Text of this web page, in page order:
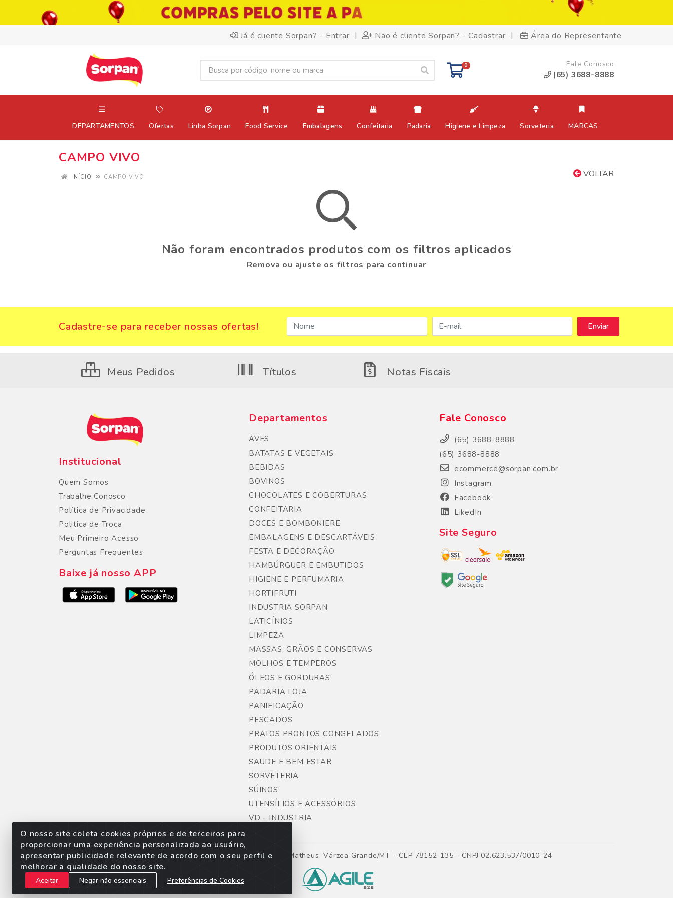
Já é cliente Sorpan? - Entrar | Não é cliente Sorpan? - Cadastrar | Área do Representante
0 Fale Conosco
(65) 3688-8888
DEPARTAMENTOS Ofertas Linha Sorpan Food Service Embalagens Confeitaria Padaria Higiene e Limpeza Sorveteria MARCAS
CAMPO VIVO
VOLTAR
INÍCIO CAMPO VIVO
Não foram encontrados produtos com os filtros aplicados
Remova ou ajuste os filtros para continuar
O nosso site coleta cookies próprios e de terceiros para
proporcionar uma experiência personalizada ao usuário,
apresentar publicidade relevante de acordo com o seu perfil e
melhorar a qualidade do nosso site.
Aceitar Negar não essenciais Preferências de Cookies
Cadastre-se para receber nossas ofertas!
Meus Pedidos Títulos Notas Fiscais
Institucional
Quem Somos
Trabalhe Conosco
Política de Privacidade
Politica de Troca
Meu Primeiro Acesso
Perguntas Frequentes
Baixe já nosso APP
Departamentos
AVES
BATATAS E VEGETAIS
BEBIDAS
BOVINOS
CHOCOLATES E COBERTURAS
CONFEITARIA
DOCES E BOMBONIERE
EMBALAGENS E DESCARTÁVEIS
FESTA E DECORAÇÃO
HAMBÚRGUER E EMBUTIDOS
HIGIENE E PERFUMARIA
HORTIFRUTI
INDUSTRIA SORPAN
LATICÍNIOS
LIMPEZA
MASSAS, GRÃOS E CONSERVAS
MOLHOS E TEMPEROS
ÓLEOS E GORDURAS
PADARIA LOJA
PANIFICAÇÃO
PESCADOS
PRATOS PRONTOS CONGELADOS
PRODUTOS ORIENTAIS
SAUDE E BEM ESTAR
SORVETERIA
SÚINOS
UTENSÍLIOS E ACESSÓRIOS
VD - INDUSTRIA
Fale Conosco
(65) 3688-8888
(65) 3688-8888
ecommerce@sorpan.com.br
Instagram
Facebook
LikedIn
Site Seguro
Sorpan - Rodovia dos Imigrantes, Lote 06, São Matheus, Várzea Grande/MT – CEP 78152-135 - CNPJ 02.623.537/0010-24